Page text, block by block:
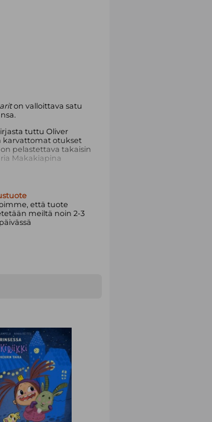
on valloittava satu
tuttu Oliver
karvattomat otukset
pelastettava takaisin
Makakiapina
ainutlaatuisia eläimiä,
kanssa. He oppivat
matkasta muodostuu
Herkkä Pilvi
oman
olemme
tarina on
että tuote
meiltä noin 2-3